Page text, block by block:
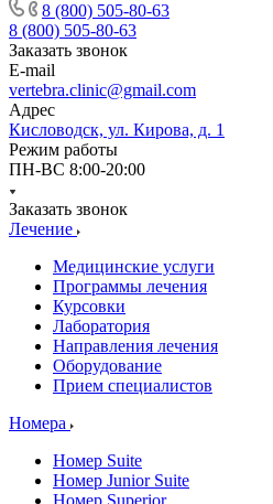
8 (800) 505-80-63
8 (800) 505-80-63
Заказать звонок
E-mail
vertebra.clinic@gmail.com
Адрес
Кисловодск, ул. Кирова, д. 1
Режим работы
ПН-ВС 8:00-20:00
Заказать звонок
Лечение
Медицинские услуги
Программы лечения
Курсовки
Лаборатория
Направления лечения
Оборудование
Прием специалистов
Номера
Номер Suite
Номер Junior Suite
Номер Superior